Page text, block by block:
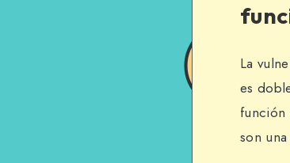
La
es
función
son